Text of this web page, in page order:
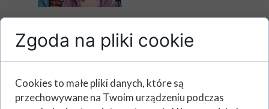
Zgoda na pliki cookie
Cookies to małe pliki danych, które są
przechowywane na Twoim urządzeniu podczas